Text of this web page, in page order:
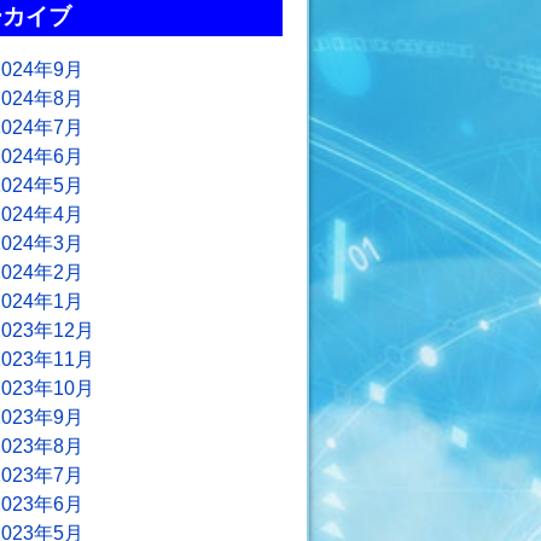
イブ
年9月
年8月
年7月
年6月
年5月
年4月
年3月
年2月
年1月
年12月
年11月
年10月
年9月
年8月
年7月
年6月
年5月